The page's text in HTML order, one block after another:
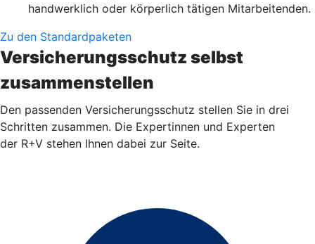
handwerklich oder körperlich tätigen Mitarbeitenden.
Zu den Standardpaketen
Versicherungsschutz selbst
zusammenstellen
Den passenden Versicherungsschutz stellen Sie in drei
Schritten zusammen. Die Expertinnen und Experten
der R+V stehen Ihnen dabei zur Seite.